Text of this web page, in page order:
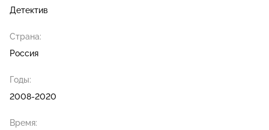
Детектив
Страна:
Россия
Годы:
2008-2020
Время: